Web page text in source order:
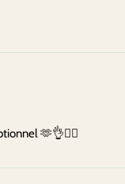
🫶👌❤️‍🔥